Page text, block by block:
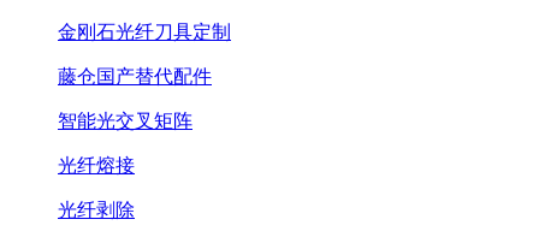
金刚石光纤刀具定制
藤仓国产替代配件
智能光交叉矩阵
光纤熔接
光纤剥除